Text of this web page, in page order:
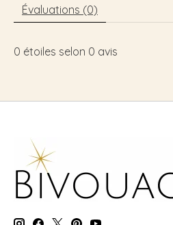
Évaluations (0)
0 étoiles selon 0 avis